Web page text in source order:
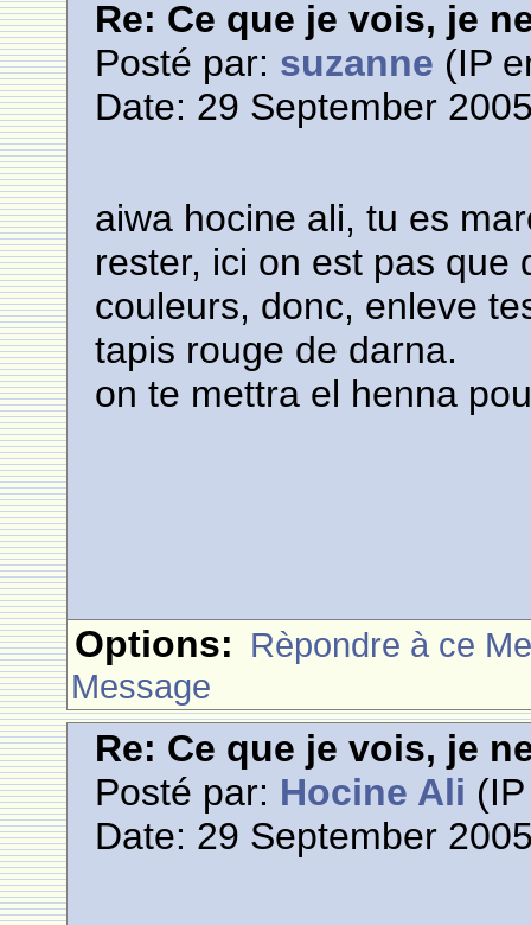
Re: Ce que je vois, je
Posté par: suzanne (IP
Date: 29 September
aiwa hocine ali, tu es
rester, ici on est pas que
couleurs, donc, enleve
tapis rouge de darna.
on te mettra el henna
Options: Rèpondre à ce
Message
Re: Ce que je vois, je
Posté par: Hocine Ali
Date: 29 September